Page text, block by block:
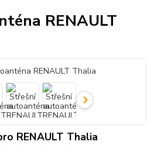
RENAULT
RENAULT Thalia